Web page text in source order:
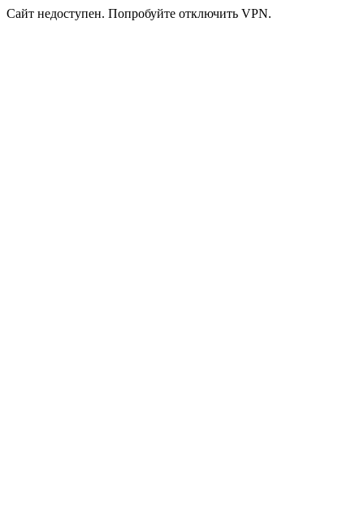
Сайт недоступен. Попробуйте отключить VPN.